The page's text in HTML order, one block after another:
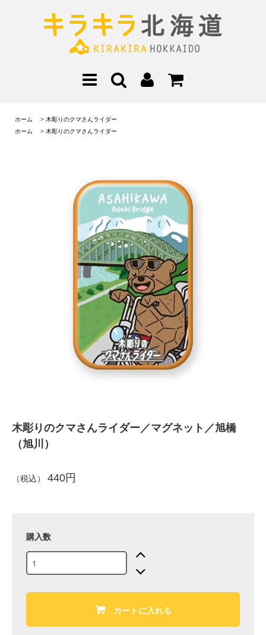
ホーム > 木彫りのクマさんライダー
ホーム
> 木彫りのクマさんライダー
木彫りのクマさんライダー／マグネット／旭橋
（旭川）
（税込） 440円
購入数
カートに入れる